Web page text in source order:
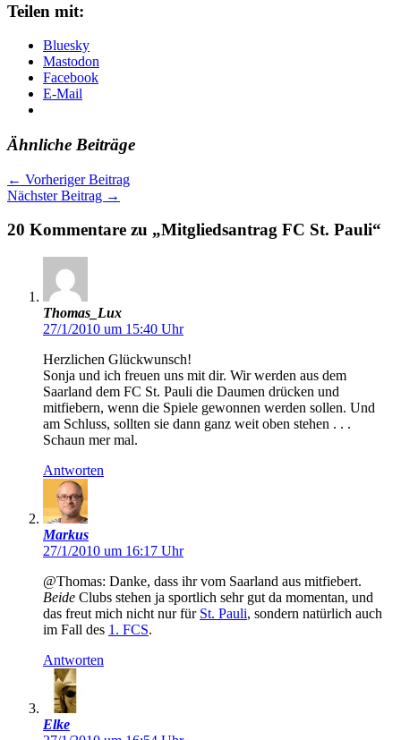
Teilen mit:
Bluesky
Mastodon
Facebook
E-Mail
Ähnliche Beiträge
← Vorheriger Beitrag
Nächster Beitrag →
20 Kommentare zu „Mitgliedsantrag FC St. Pauli“
Thomas_Lux
27/1/2010 um 15:40 Uhr
Herzlichen Glückwunsch!
Sonja und ich freuen uns mit dir. Wir werden aus dem
Saarland dem FC St. Pauli die Daumen drücken und
mitfiebern, wenn die Spiele gewonnen werden sollen. Und
am Schluss, sollten sie dann ganz weit oben stehen . . .
Schaun mer mal.
Antworten
Markus
27/1/2010 um 16:17 Uhr
@Thomas: Danke, dass ihr vom Saarland aus mitfiebert.
Beide Clubs stehen ja sportlich sehr gut da momentan, und
das freut mich nicht nur für St. Pauli, sondern natürlich auch
im Fall des 1. FCS.
Antworten
Elke